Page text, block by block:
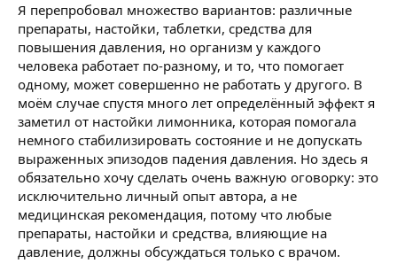
Я перепробовал множество вариантов: различные
препараты, настойки, таблетки, средства для
повышения давления, но организм у каждого
человека работает по-разному, и то, что помогает
одному, может совершенно не работать у другого. В
моём случае спустя много лет определённый эффект я
заметил от настойки лимонника, которая помогала
немного стабилизировать состояние и не допускать
выраженных эпизодов падения давления. Но здесь я
обязательно хочу сделать очень важную оговорку: это
исключительно личный опыт автора, а не
медицинская рекомендация, потому что любые
препараты, настойки и средства, влияющие на
давление, должны обсуждаться только с врачом.